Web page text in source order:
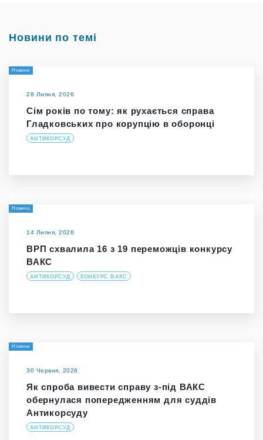
Новини по темі
Новини
28 Липня, 2026
Сім років по тому: як рухається справа
Гладковських про корупцію в оборонці
АНТИКОРСУД
Новина
14 Липня, 2026
ВРП схвалила 16 з 19 переможців конкурсу
ВАКС
АНТИКОРСУД КОНКУРС ВАКС
Новини
30 Червня, 2026
Як спроба вивести справу з-під ВАКС
обернулася попередженням для суддів
Антикорсуду
АНТИКОРСУД